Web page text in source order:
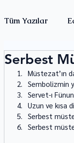
Tüm Yazılar
Serbest
Müstezat’ın
Sembolizmin
Servet-ı
Uzun ve kısa
Serbest
Serbest